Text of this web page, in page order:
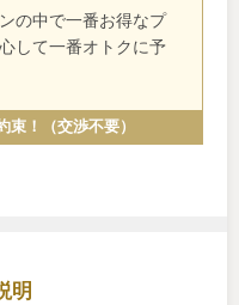
の中で一番お得なプ
して一番オトクに予
！（交渉不要）
明